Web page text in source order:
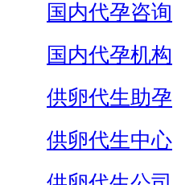
国内代孕咨询
国内代孕机构
供卵代生助孕
供卵代生中心